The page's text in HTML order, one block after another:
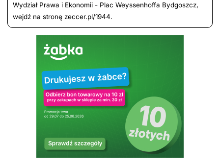
Wydział Prawa i Ekonomii - Plac Weyssenhoffa Bydgoszcz,
wejdź na stronę zeccer.pl/1944.